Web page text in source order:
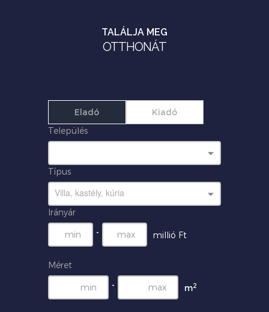
TALÁLJA MEG
OTTHONÁT
Eladó
Kiadó
Település
Típus
Villa, kastély, kúria
Irányár
-
millió Ft
Méret
-
m2